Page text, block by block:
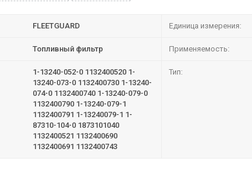
FLEETGUARD Единица измерения:
Топливный фильтр Применяемость:
1-13240-052-0 1132400520 1-
13240-073-0 1132400730 1-13240-
074-0 1132400740 1-13240-079-0
1132400790 1-13240-079-1
1132400791 1-13240079-1 1-
87310-104-0 1873101040
1132400521 1132400690
1132400691 1132400743
Тип: